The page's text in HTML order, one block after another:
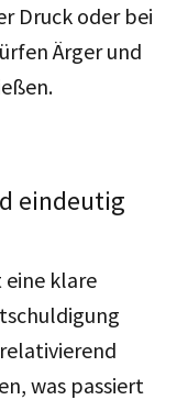
Druck oder bei
Ärger und
eindeutig
eine klare
was passiert